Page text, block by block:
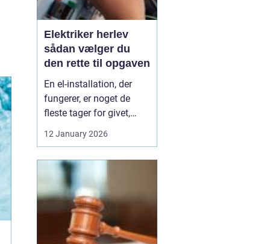
Elektriker herlev
sådan vælger du
den rette til opgaven
En el-installation, der
fungerer, er noget de
fleste tager for givet,
eller en stikkontakt bliver
problemer, kan det
hurtigt blive både utrygt
og dyrt, hvis der ikke
reageres rigtigt. Derfor
giver ...
12 January 2026